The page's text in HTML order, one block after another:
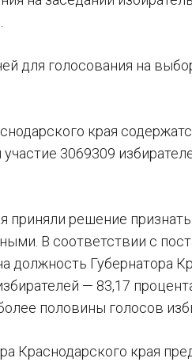
для голосования на
края
3069309
приняли решение
В соответствии с
должность Губернатора
— 83,17
половины голосов
Краснодарского края